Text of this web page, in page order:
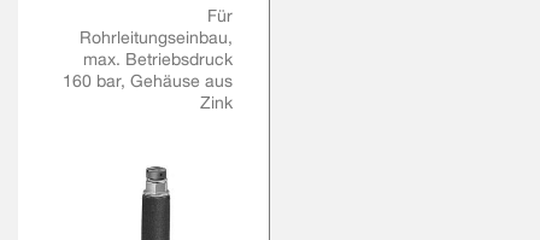
Für
Rohrleitungseinbau,
max. Betriebsdruck
160 bar, Gehäuse aus
Zink